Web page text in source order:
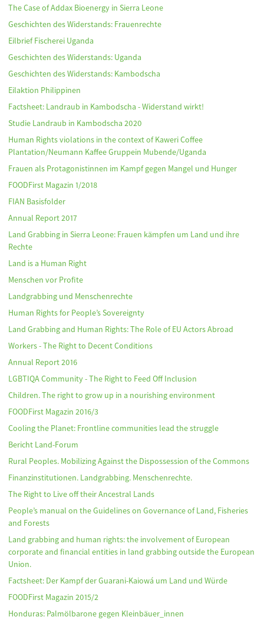
The Case of Addax Bioenergy in Sierra Leone
Geschichten des Widerstands: Frauenrechte
Eilbrief Fischerei Uganda
Geschichten des Widerstands: Uganda
Geschichten des Widerstands: Kambodscha
Eilaktion Philippinen
Factsheet: Landraub in Kambodscha - Widerstand wirkt!
Studie Landraub in Kambodscha 2020
Human Rights violations in the context of Kaweri Coffee
Plantation/Neumann Kaffee Gruppein Mubende/Uganda
Frauen als Protagonistinnen im Kampf gegen Mangel und Hunger
FOODFirst Magazin 1/2018
FIAN Basisfolder
Annual Report 2017
Land Grabbing in Sierra Leone: Frauen kämpfen um Land und ihre
Rechte
Land is a Human Right
Menschen vor Profite
Landgrabbing und Menschenrechte
Human Rights for People’s Sovereignty
Land Grabbing and Human Rights: The Role of EU Actors Abroad
Workers - The Right to Decent Conditions
Annual Report 2016
LGBTIQA Community - The Right to Feed Off Inclusion
Children. The right to grow up in a nourishing environment
FOODFirst Magazin 2016/3
Cooling the Planet: Frontline communities lead the struggle
Bericht Land-Forum
Rural Peoples. Mobilizing Against the Dispossession of the Commons
Finanzinstitutionen. Landgrabbing. Menschenrechte.
The Right to Live off their Ancestral Lands
People’s manual on the Guidelines on Governance of Land, Fisheries
and Forests
Land grabbing and human rights: the involvement of European
corporate and financial entities in land grabbing outside the European
Union.
Factsheet: Der Kampf der Guarani-Kaiowá um Land und Würde
FOODFirst Magazin 2015/2
Honduras: Palmölbarone gegen Kleinbäuer_innen